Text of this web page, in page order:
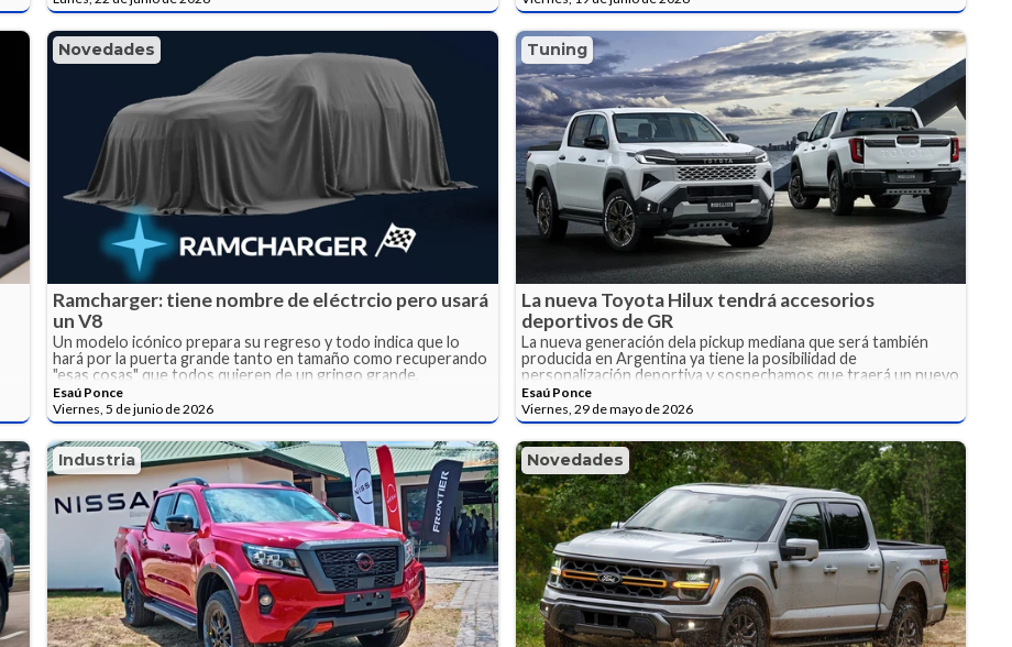
Novedades
Ramcharger: tiene nombre de eléctrcio pero usará
un V8
Un modelo icónico prepara su regreso y todo indica que lo
hará por la puerta grande tanto en tamaño como recuperando
"esas cosas" que todos quieren de un gringo grande.
Esaú Ponce
Viernes, 5 de junio de 2026
Tuning
La nueva Toyota Hilux tendrá accesorios
deportivos de GR
La nueva generación dela pickup mediana que será también
producida en Argentina ya tiene la posibilidad de
personalización deportiva y sospechamos que traerá un nuevo
desarrollo más deportivo.
Esaú Ponce
Viernes, 29 de mayo de 2026
Industria Novedades